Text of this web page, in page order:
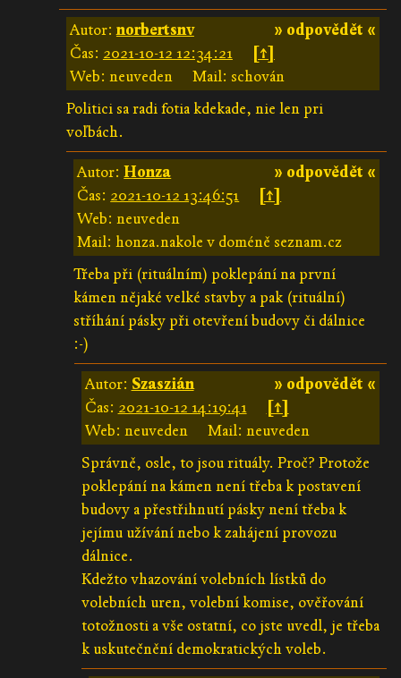
» odpovědět «
Autor:norbertsnv
Čas: 2021-10-12 12:34:21
[↑]
Web: neuveden
Mail: schován
Politici sa radi fotia kdekade, nie len pri
voľbách.
» odpovědět «
Autor:Honza
Čas: 2021-10-12 13:46:51
[↑]
Web: neuveden
Mail: honza.nakole v doméně seznam.cz
Třeba při (rituálním) poklepání na první
kámen nějaké velké stavby a pak (rituální)
stříhání pásky při otevření budovy či dálnice
:-)
» odpovědět «
Autor: Szaszián
Čas: 2021-10-12 14:19:41
[↑]
Web: neuveden
Mail: neuveden
Správně, osle, to jsou rituály. Proč? Protože
poklepání na kámen není třeba k postavení
budovy a přestřihnutí pásky není třeba k
jejímu užívání nebo k zahájení provozu
dálnice.
Kdežto vhazování volebních lístků do
volebních uren, volební komise, ověřování
totožnosti a vše ostatní, co jste uvedl, je třeba
k uskutečnění demokratických voleb.